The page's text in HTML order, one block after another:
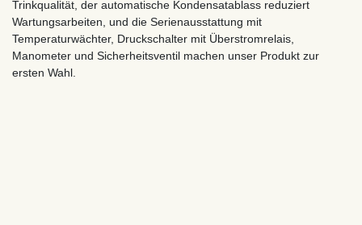
Trinkqualität, der automatische Kondensatablass reduziert
Wartungsarbeiten, und die Serienausstattung mit
Temperaturwächter, Druckschalter mit Überstromrelais,
Manometer und Sicherheitsventil machen unser Produkt zur
ersten Wahl.